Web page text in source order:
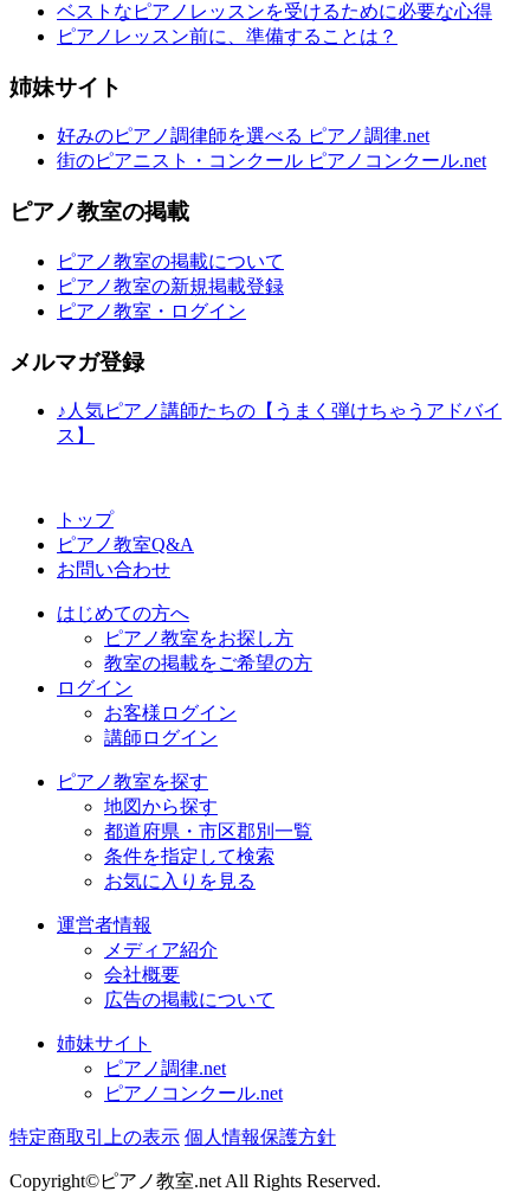
ベストなピアノレッスンを受けるために必要な心得
ピアノレッスン前に、準備することは？
姉妹サイト
好みのピアノ調律師を選べる ピアノ調律.net
街のピアニスト・コンクール ピアノコンクール.net
ピアノ教室の掲載
ピアノ教室の掲載について
ピアノ教室の新規掲載登録
ピアノ教室・ログイン
メルマガ登録
♪人気ピアノ講師たちの【うまく弾けちゃうアドバイ
ス】
トップ
ピアノ教室Q&A
お問い合わせ
はじめての方へ
ピアノ教室をお探し方
教室の掲載をご希望の方
ログイン
お客様ログイン
講師ログイン
ピアノ教室を探す
地図から探す
都道府県・市区郡別一覧
条件を指定して検索
お気に入りを見る
運営者情報
メディア紹介
会社概要
広告の掲載について
姉妹サイト
ピアノ調律.net
ピアノコンクール.net
特定商取引上の表示 個人情報保護方針
Copyright©ピアノ教室.net All Rights Reserved.